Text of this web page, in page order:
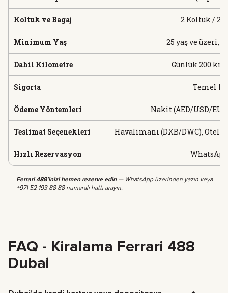
Koltuk ve Bagaj 2 Koltuk / 2
Minimum Yaş 25 yaş ve üzeri,
Dahil Kilometre Günlük 200 km
Sigorta Temel
Ödeme Yöntemleri Nakit (AED/USD/
Teslimat Seçenekleri Havalimanı (DXB/DWC),
Hızlı Rezervasyon WhatsApp
Ferrari 488'inizi hemen rezerve edin— WhatsApp üzerinden yazın veya
+971 52 193 88 88 numaralı hattı arayın.
FAQ - Kiralama Ferrari 488
Dubai